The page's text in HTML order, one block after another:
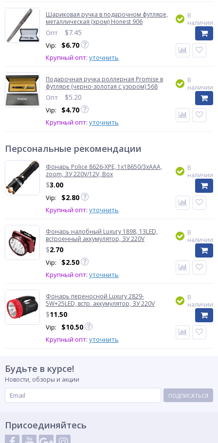
Шариковая ручка в подарочном футляре,
металлическая (хром) Honest 906
Опт $7.45
Vip: $6.70
Крупный опт: уточнить
В
наличии
Подарочная ручка роллерная Promise в
футляре (черно-золотая с узором) 568
Опт $5.20
Vip: $4.70
Крупный опт: уточнить
В
наличии
Персональные рекомендации
Фонарь Police 8626-XPE, 1х18650/3xAAA,
zoom, ЗУ 220V/12V, Box
$3.00
Vip: $2.80
Крупный опт: уточнить
В
наличии
Фонарь налобный Luxury 1898, 13LED,
встроенный аккумулятор, ЗУ 220V
$2.70
Vip: $2.50
Крупный опт: уточнить
В
наличии
Фонарь переносной Luxury 2829-
5W+25LED, встр. аккумулятор, ЗУ 220V
$11.50
Vip: $10.50
Крупный опт: уточнить
В
наличии
Будьте в курсе!
Новости, обзоры и акции
ПОДПИСАТЬСЯ
Присоединяйтесь